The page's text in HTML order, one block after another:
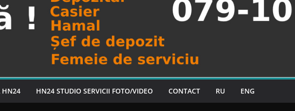
HN24 HN24 STUDIO SERVICII FOTO/VIDEO CONTACT RU ENG